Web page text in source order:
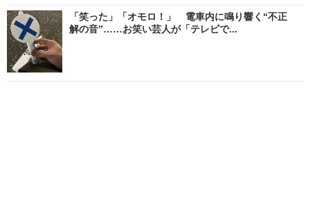
「笑った」「オモロ！」 電車内に鳴り響く“不正
解の音”……お笑い芸人が「テレビで...